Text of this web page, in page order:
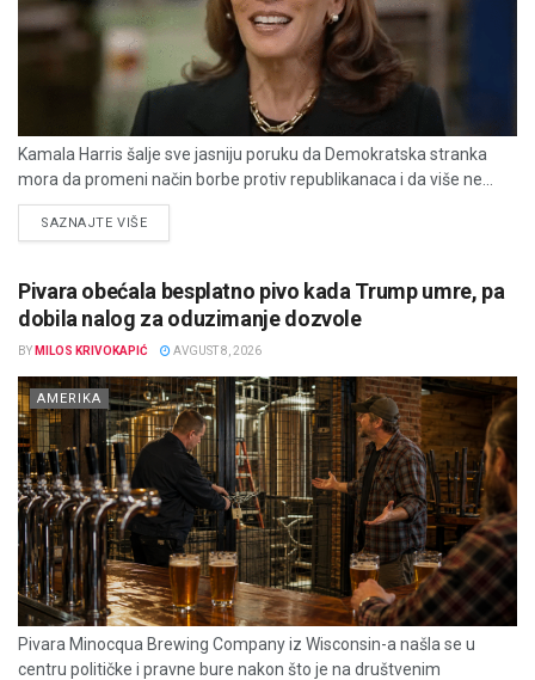
Kamala Harris šalje sve jasniju poruku da Demokratska stranka
mora da promeni način borbe protiv republikanaca i da više ne...
SAZNAJTE VIŠEDETAILS
Pivara obećala besplatno pivo kada Trump umre, pa
dobila nalog za oduzimanje dozvole
BY MILOS KRIVOKAPIĆ AVGUST 8, 2026
AMERIKA
Pivara Minocqua Brewing Company iz Wisconsin-a našla se u
centru političke i pravne bure nakon što je na društvenim